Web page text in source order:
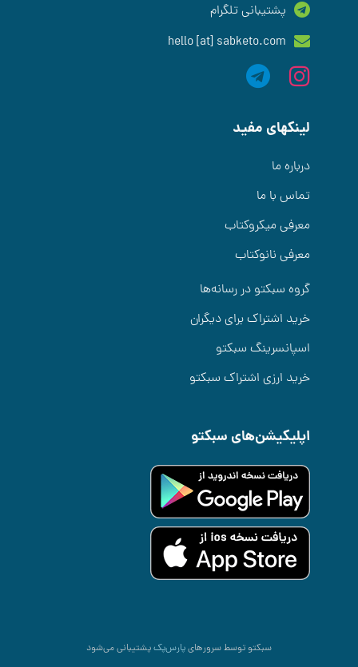
پشتیبانی تلگرام
hello [at] sabketo.com
لینکهای مفید
درباره ما
تماس با ما
معرفی میکروکتاب
معرفی نانوکتاب
گروه سبکتو در رسانه‌ها
خرید اشتراک برای دیگران
اسپانسرینگ سبکتو
خرید ارزی اشتراک سبکتو
اپلیکیشن‌های سبکتو
سبکتو توسط سرورهایپارس‌پکپشتیبانی می‌شود